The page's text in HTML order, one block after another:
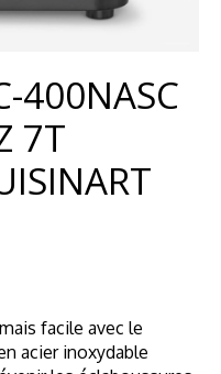
400NASC
7T
facile avec le
acier inoxydable